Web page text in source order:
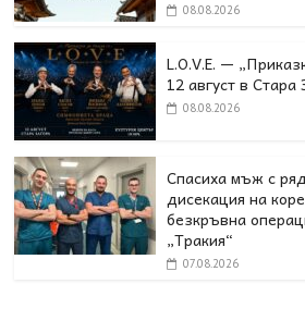
08.08.2026
L.O.V.E. —
12 август в Стара
08.08.2026
Спасиха мъж с
дисекация на
безкръвна
„Тракия“
07.08.2026